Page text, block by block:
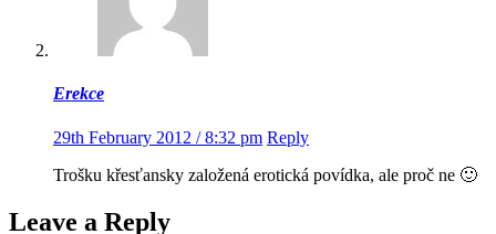
Erekce
29th February 2012 / 8:32 pm Reply
Trošku křesťansky založená erotická povídka, ale proč ne 🙂
Leave a Reply